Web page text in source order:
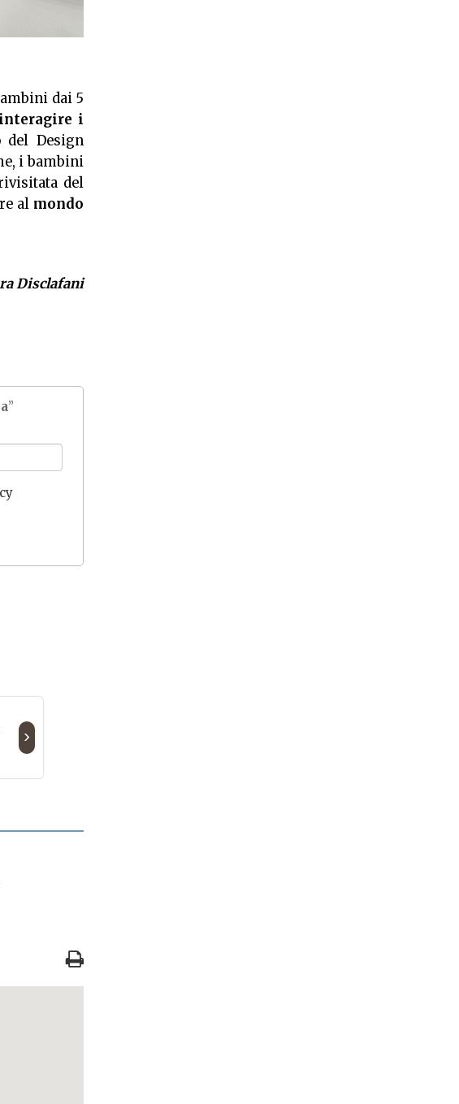
dai 5
i
del Design
i bambini
del
al mondo
Disclafani
”
›